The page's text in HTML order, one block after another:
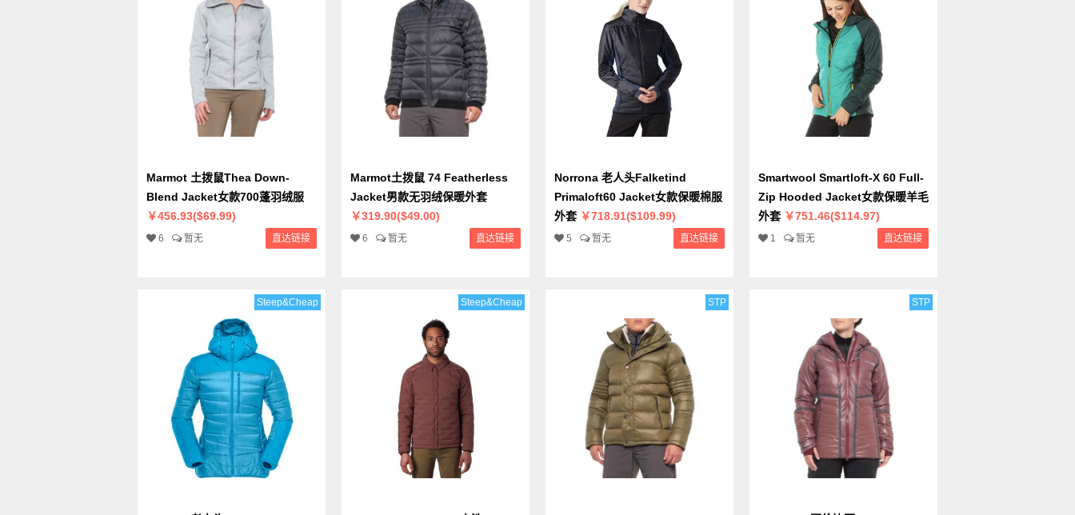
Marmot 土拨鼠Thea Down-
Blend Jacket女款700蓬羽绒服
￥456.93($69.99)
6 暂无 直达链接
Marmot土拨鼠 74 Featherless
Jacket男款无羽绒保暖外套
￥319.90($49.00)
6 暂无 直达链接
Norrona 老人头Falketind
Primaloft60 Jacket女款保暖棉服
外套 ￥718.91($109.99)
5 暂无 直达链接
Smartwool Smartloft-X 60 Full-
Zip Hooded Jacket女款保暖羊毛
外套 ￥751.46($114.97)
1 暂无 直达链接
Steep&Cheap Steep&Cheap STP STP